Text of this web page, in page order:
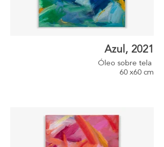
Azul, 2021
Óleo sobre tela
60 x60 cm